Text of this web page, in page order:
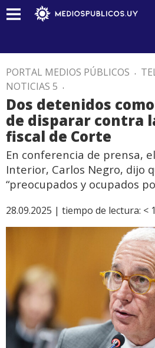
PORTAL MEDIOS PÚBLICOS .
NOTICIAS 5 .
Dos detenidos
de disparar contra
fiscal de Corte
En conferencia de prensa,
Interior, Carlos Negro, dijo
“preocupados y ocupados
28.09.2025 | tiempo de lectura: < 1